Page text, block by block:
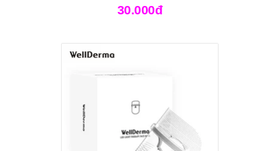
30.000đ